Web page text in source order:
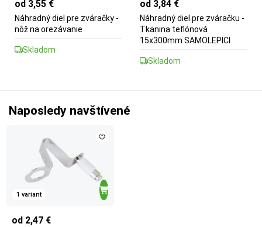
od 3,55 €
Náhradný diel pre zváračky -
nôž na orezávanie
Skladom
od 3,84 €
Náhradný diel pre zváračku -
Tkanina teflónová
15x300mm SAMOLEPICI
Skladom
Naposledy navštívené
1 variant
od 2,47 €